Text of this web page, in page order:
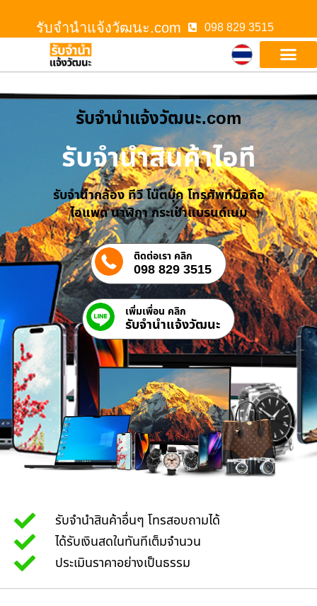
รับจํานําแจ้งวัฒนะ.com 098 829 3515
รับจํานําแจ้งวัฒนะ.com
รับจำนำสินค้าไอที
รับจำนำกล้อง ทีวี โน๊ตบุ๊ค โทรศัพท์มือถือ
ไอแพด นาฬิกา กระเป๋าแบรนด์เนม
ติดต่อเรา คลิก
098 829 3515
เพิ่มเพื่อน คลิก
รับจํานําแจ้งวัฒนะ
รับจำนำสินค้าอื่นๆ โทรสอบถามได้
ได้รับเงินสดในทันทีเต็มจำนวน
ประเมินราคาอย่างเป็นธรรม